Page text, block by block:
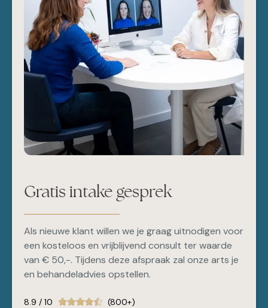
Gratis intake gesprek
Als nieuwe klant willen we je graag uitnodigen voor
een kosteloos en vrijblijvend consult ter waarde
van € 50,-. Tijdens deze afspraak zal onze arts je
en behandeladvies opstellen.
8.9 / 10 (800+)